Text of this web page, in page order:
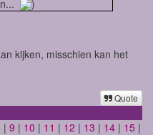
)
kijken, misschien kan het
Quote
| 9 | 10 | 11 | 12 | 13 | 14 | 15 |